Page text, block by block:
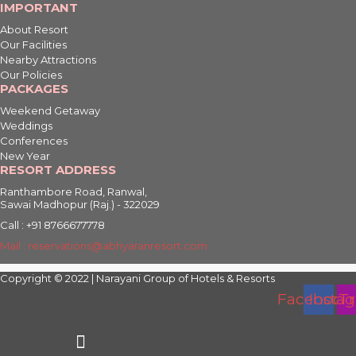
IMPORTANT
About Resort
Our Facilities
Nearby Attractions
Our Policies
PACKAGES
Weekend Getaway
Weddings
Conferences
New Year
RESORT ADDRESS
Ranthambore Road, Ranwal,
Sawai Madhopur (Raj.) - 322029
Call : +91 8766677778
Mail : reservations@abhyaranresort.com
Copyright © 2022 | Narayani Group of Hotels & Resorts
Facebook